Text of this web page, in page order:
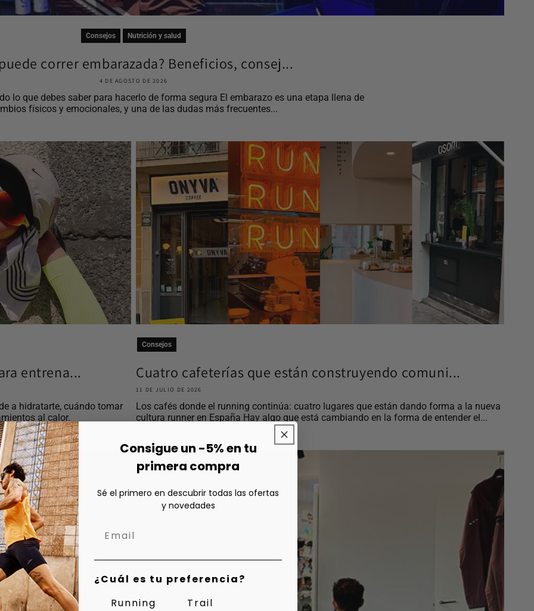
Consejos Nutrición y salud
correr embarazada? Beneficios, consej...
4 DE AGOSTO DE 2026
lo que debes saber para hacerlo de forma segura El embarazo es una etapa llena de
físicos y emocionales, y una de las dudas más frecuentes...
entrena...
a hidratarte, cuándo tomar
al calor.
Consejos
Cuatro cafeterías que están construyendo comuni...
11 DE JULIO DE 2026
Los cafés donde el running continúa: cuatro lugares que están dando forma a la nueva
cultura runner en España Hay algo que está cambiando en la forma de entender el...
Consigue un -5% en tu
primera compra
Sé el primero en descubrir todas las ofertas
y novedades
¿Cuál es tu preferencia?
Running
Trail